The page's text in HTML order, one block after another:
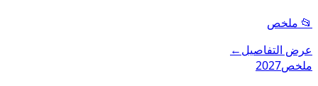
📂 ملخص
عرض التفاصيل←
ملخص2027